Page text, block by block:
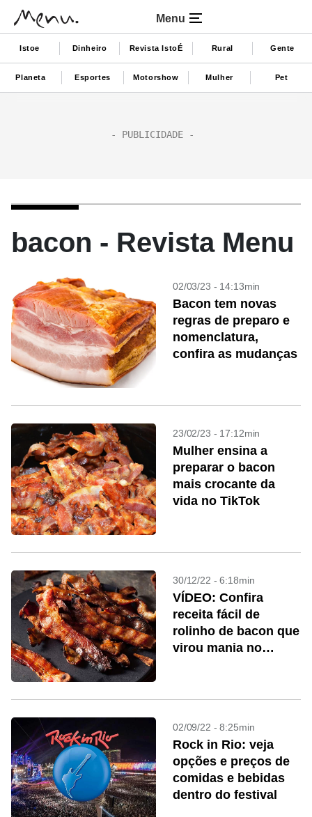
Menu
Istoe Dinheiro Revista IstoÉ Rural Gente
Planeta Esportes Motorshow Mulher Pet
bacon - Revista Menu
02/03/23 - 14:13min
Bacon tem novas
regras de preparo e
nomenclatura,
confira as mudanças
23/02/23 - 17:12min
Mulher ensina a
preparar o bacon
mais crocante da
vida no TikTok
30/12/22 - 6:18min
VÍDEO: Confira
receita fácil de
rolinho de bacon que
virou mania no
02/09/22 - 8:25min
Rock in Rio: veja
opções e preços de
comidas e bebidas
dentro do festival